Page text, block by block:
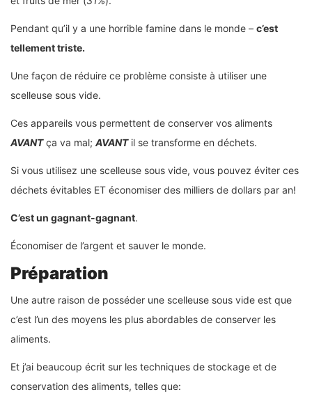
Pendant qu’il y a une horrible famine dans le monde – c’est
tellement triste.
Une façon de réduire ce problème consiste à utiliser une
scelleuse sous vide.
Ces appareils vous permettent de conserver vos aliments
AVANTça va mal; AVANTil se transforme en déchets.
Si vous utilisez une scelleuse sous vide, vous pouvez éviter ces
déchets évitables ET économiser des milliers de dollars par an!
C’est un gagnant-gagnant.
Économiser de l’argent et sauver le monde.
Préparation
Une autre raison de posséder une scelleuse sous vide est que
c’est l’un des moyens les plus abordables de conserver les
aliments.
Et j’ai beaucoup écrit sur les techniques de stockage et de
conservation des aliments, telles que: